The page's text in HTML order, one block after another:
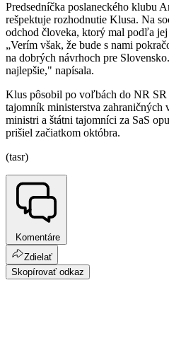
Predsedníčka poslaneckého klubu
rešpektuje rozhodnutie Klusa. Na
odchod človeka, ktorý mal podľa
„Verím však, že bude s nami
na dobrých návrhoch pre
najlepšie," napísala.
Klus pôsobil po voľbách do NR
tajomník ministerstva zahraničných
ministri a štátni tajomníci za SaS
prišiel začiatkom októbra.
(tasr)
Komentáre
Zdielať
Skopírovať odkaz